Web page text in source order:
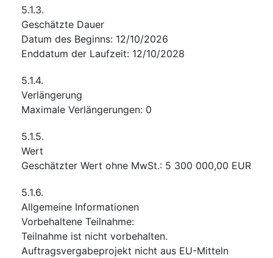
5.1.3.
Geschätzte Dauer
Datum des Beginns: 12/10/2026
Enddatum der Laufzeit: 12/10/2028
5.1.4.
Verlängerung
Maximale Verlängerungen: 0
5.1.5.
Wert
Geschätzter Wert ohne MwSt.: 5 300 000,00 EUR
5.1.6.
Allgemeine Informationen
Vorbehaltene Teilnahme:
Teilnahme ist nicht vorbehalten.
Auftragsvergabeprojekt nicht aus EU-Mitteln